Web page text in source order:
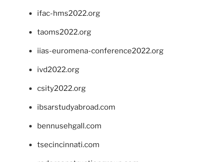
ifac-hms2022.org
taoms2022.org
iias-euromena-conference2022.org
ivd2022.org
csity2022.org
ibsarstudyabroad.com
bennusehgall.com
tsecincinnati.com